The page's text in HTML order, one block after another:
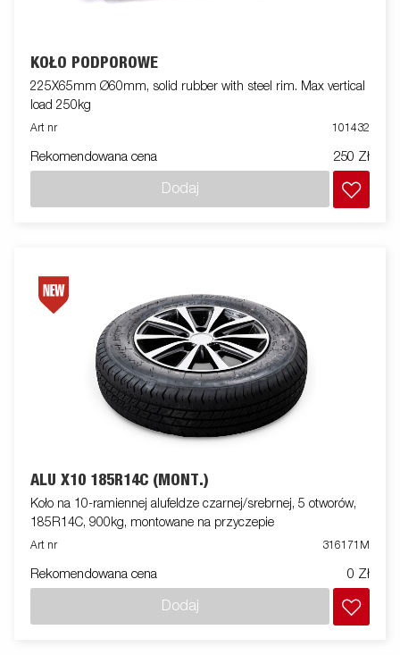
KOŁO PODPOROWE
225X65mm Ø60mm, solid rubber with steel rim. Max vertical
load 250kg
Art nr 101432
Rekomendowana cena 250 Zł
Dodaj
ALU X10 185R14C (MONT.)
Koło na 10-ramiennej alufeldze czarnej/srebrnej, 5 otworów,
185R14C, 900kg, montowane na przyczepie
Art nr 316171M
Rekomendowana cena 0 Zł
Dodaj